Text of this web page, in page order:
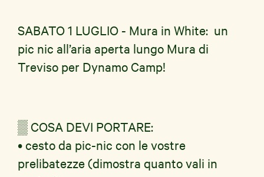
SABATO 1 LUGLIO - Mura in White: un
pic nic all’aria aperta lungo Mura di
Treviso per Dynamo Camp!
▒ COSA DEVI PORTARE:
• cesto da pic-nic con le vostre
prelibatezze (dimostra quanto vali in